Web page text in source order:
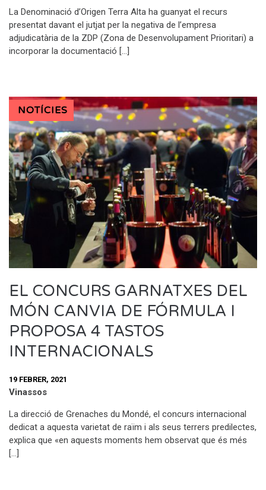
La Denominació d’Origen Terra Alta ha guanyat el recurs
presentat davant el jutjat per la negativa de l’empresa
adjudicatària de la ZDP (Zona de Desenvolupament Prioritari) a
incorporar la documentació […]
NOTÍCIES
EL CONCURS GARNATXES DEL
MÓN CANVIA DE FÓRMULA I
PROPOSA 4 TASTOS
INTERNACIONALS
19 FEBRER, 2021
Vinassos
La direcció de Grenaches du Mondé, el concurs internacional
dedicat a aquesta varietat de raïm i als seus terrers predilectes,
explica que «en aquests moments hem observat que és més
[…]